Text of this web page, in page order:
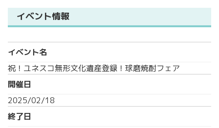
イベント情報
イベント名
祝！ユネスコ無形文化遺産登録！球磨焼酎フェア
開催日
2025/02/18
終了日